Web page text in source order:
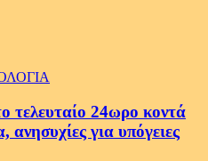
τελευταίο 24ωρο κοντά
για υπόγειες